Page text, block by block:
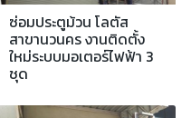
ซ่อมประตูม้วน โลตัส
สาขานวนคร งานติดตั้ง
ใหม่ระบบมอเตอร์ไฟฟ้า 3
ชุด